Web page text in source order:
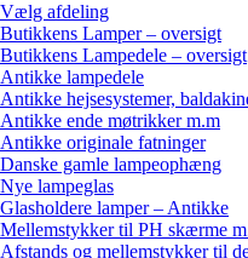
Vælg afdeling
Butikkens Lamper – oversigt
Butikkens Lampedele – oversigt
Antikke lampedele
Antikke hejsesystemer,
Antikke ende møtrikker m.m
Antikke originale fatninger
Danske gamle lampeophæng
Nye lampeglas
Glasholdere lamper – Antikke
Mellemstykker til PH skærme
Afstands og mellemstykker til